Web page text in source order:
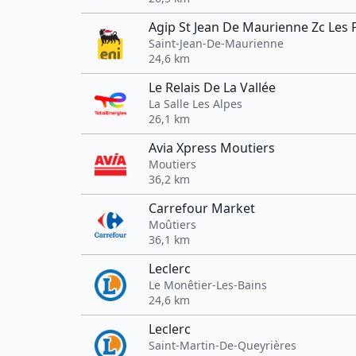
Agip St Jean De Maurienne Zc Les
Saint-Jean-De-Maurienne
24,6 km
Le Relais De La Vallée
La Salle Les Alpes
26,1 km
Avia Xpress Moutiers
Moutiers
36,2 km
Carrefour Market
Moûtiers
36,1 km
Leclerc
Le Monêtier-Les-Bains
24,6 km
Leclerc
Saint-Martin-De-Queyrières